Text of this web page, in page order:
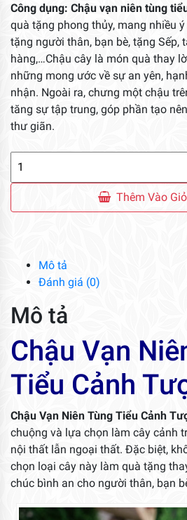
Công dụng: Chậu vạn niên tùng
quà tặng phong thủy, mang nhiều
tặng người thân, bạn bè, tặng Sếp,
hàng,…Chậu cây là món quà thay
những mong ước về sự an yên,
nhận. Ngoài ra, chưng một chậu
tăng sự tập trung, góp phần tạo
thư giãn.
Tùng
Tượng
lượng
Thêm Vào
Mô tả
Đánh giá (0)
Mô tả
Chậu Vạn
Tiểu Cảnh
Chậu Vạn Niên Tùng Tiểu Cảnh
chuộng và lựa chọn làm cây cảnh
nội thất lẫn ngoại thất. Đặc biệt,
chọn loại cây này làm quà tặng
chúc bình an cho người thân, bạn